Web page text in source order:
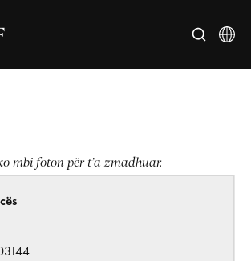
mbi foton për t’a zmadhuar.